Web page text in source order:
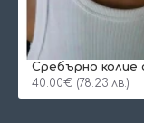
40.00€ (78.23 лв.)